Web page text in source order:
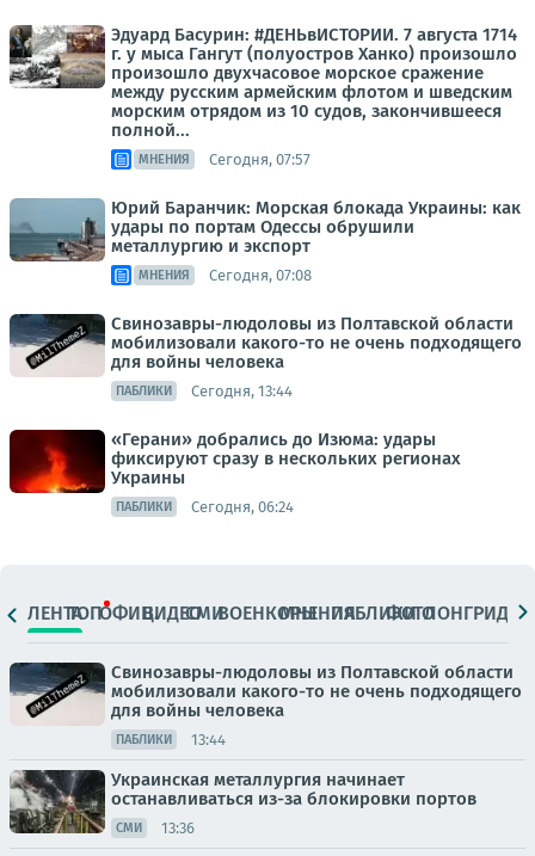
Эдуард Басурин: #ДЕНЬвИСТОРИИ. 7 августа 1714
г. у мыса Гангут (полуостров Ханко) произошло
произошло двухчасовое морское сражение
между русским армейским флотом и шведским
морским отрядом из 10 судов, закончившееся
полной...
МНЕНИЯ Сегодня, 07:57
Юрий Баранчик: Морская блокада Украины: как
удары по портам Одессы обрушили
металлургию и экспорт
МНЕНИЯ Сегодня, 07:08
Свинозавры-людоловы из Полтавской области
мобилизовали какого-то не очень подходящего
для войны человека
ПАБЛИКИ Сегодня, 13:44
«Герани» добрались до Изюма: удары
фиксируют сразу в нескольких регионах
Украины
ПАБЛИКИ Сегодня, 06:24
ЛЕНТАТОПОФИЦ.ВИДЕОСМИВОЕНКОРЫМНЕНИЯПАБЛИКИ
ФОТОЛОНГРИДЫ
Свинозавры-людоловы из Полтавской области
мобилизовали какого-то не очень подходящего
для войны человека
ПАБЛИКИ 13:44
Украинская металлургия начинает
останавливаться из-за блокировки портов
СМИ 13:36